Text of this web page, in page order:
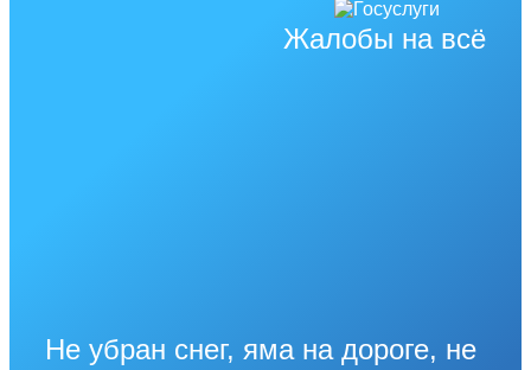
Жалобы на всё
Не убран снег, яма на дороге, не